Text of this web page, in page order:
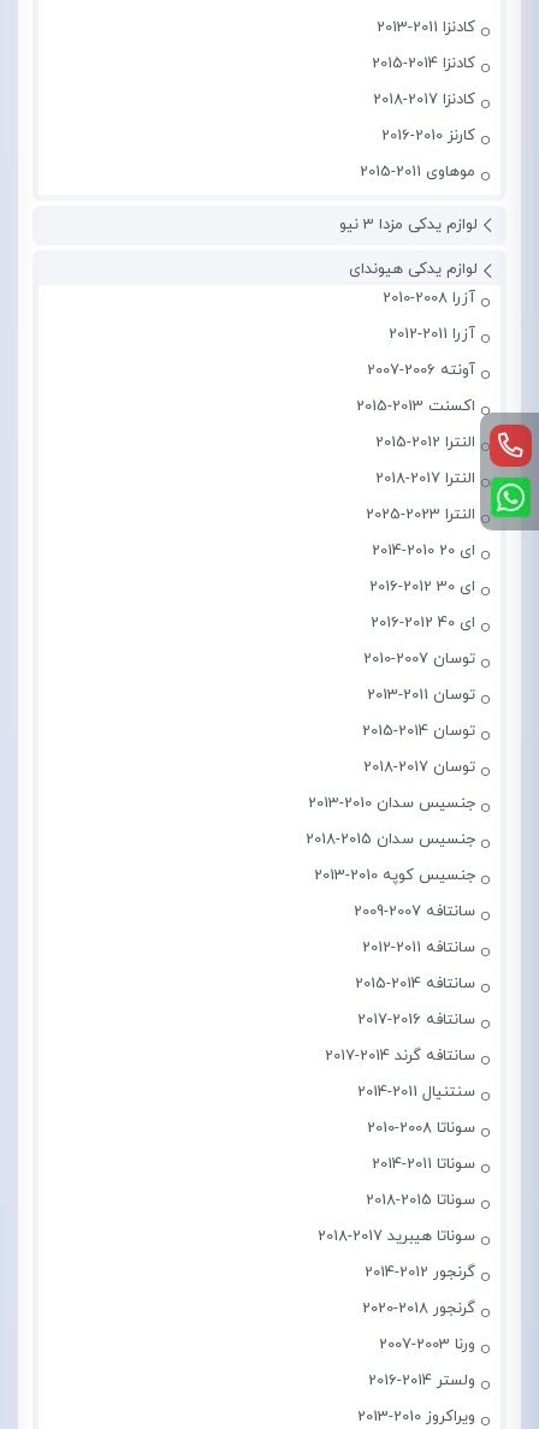
کادنزا 2011-2013
کادنزا 2014-2015
کادنزا 2017-2018
کارنز 2010-2016
موهاوی 2011-2015
لوازم یدکی مزدا 3 نیو
لوازم یدکی هیوندای
آزرا 2008-2010
آزرا 2011-2012
آونته 2006-2007
اکسنت 2013-2015
النترا 2012-2015
النترا 2017-2018
النترا 2023-2025
ای 20 2010-2014
ای 30 2012-2016
ای 40 2012-2016
توسان 2007-2010
توسان 2011-2013
توسان 2014-2015
توسان 2017-2018
جنسیس سدان 2010-2013
جنسیس سدان 2015-2018
جنسیس کوپه 2010-2013
سانتافه 2007-2009
سانتافه 2011-2012
سانتافه 2014-2015
سانتافه 2016-2017
سانتافه گرند 2014-2017
سنتنیال 2011-2014
سوناتا 2008-2010
سوناتا 2011-2014
سوناتا 2015-2018
سوناتا هیبرید 2017-2018
گرنجور 2012-2014
گرنجور 2018-2020
ورنا 2003-2007
ولستر 2014-2016
ویراکروز 2010-2013